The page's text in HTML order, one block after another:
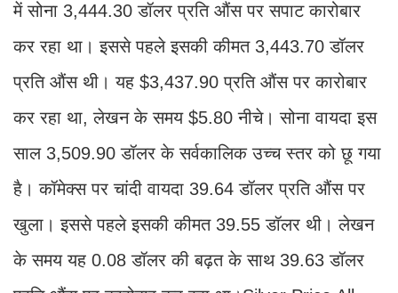
में सोना 3,444.30 डॉलर प्रति औंस पर सपाट कारोबार
कर रहा था। इससे पहले इसकी कीमत 3,443.70 डॉलर
प्रति औंस थी। यह $3,437.90 प्रति औंस पर कारोबार
कर रहा था, लेखन के समय $5.80 नीचे। सोना वायदा इस
साल 3,509.90 डॉलर के सर्वकालिक उच्च स्तर को छू गया
है। कॉमेक्स पर चांदी वायदा 39.64 डॉलर प्रति औंस पर
खुला। इससे पहले इसकी कीमत 39.55 डॉलर थी। लेखन
के समय यह 0.08 डॉलर की बढ़त के साथ 39.63 डॉलर